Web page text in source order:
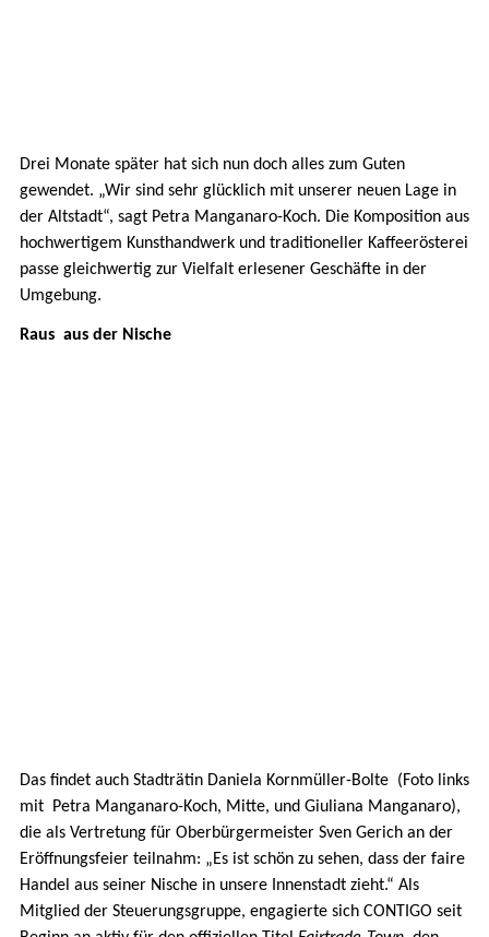
Drei Monate später hat sich nun doch alles zum Guten
gewendet. „Wir sind sehr glücklich mit unserer neuen Lage in
der Altstadt“, sagt Petra Manganaro-Koch. Die Komposition aus
hochwertigem Kunsthandwerk und traditioneller Kaffeerösterei
passe gleichwertig zur Vielfalt erlesener Geschäfte in der
Umgebung.
Raus aus der Nische
Das findet auch Stadträtin Daniela Kornmüller-Bolte (Foto links
mit Petra Manganaro-Koch, Mitte, und Giuliana Manganaro),
die als Vertretung für Oberbürgermeister Sven Gerich an der
Eröffnungsfeier teilnahm: „Es ist schön zu sehen, dass der faire
Handel aus seiner Nische in unsere Innenstadt zieht.“ Als
Mitglied der Steuerungsgruppe, engagierte sich CONTIGO seit